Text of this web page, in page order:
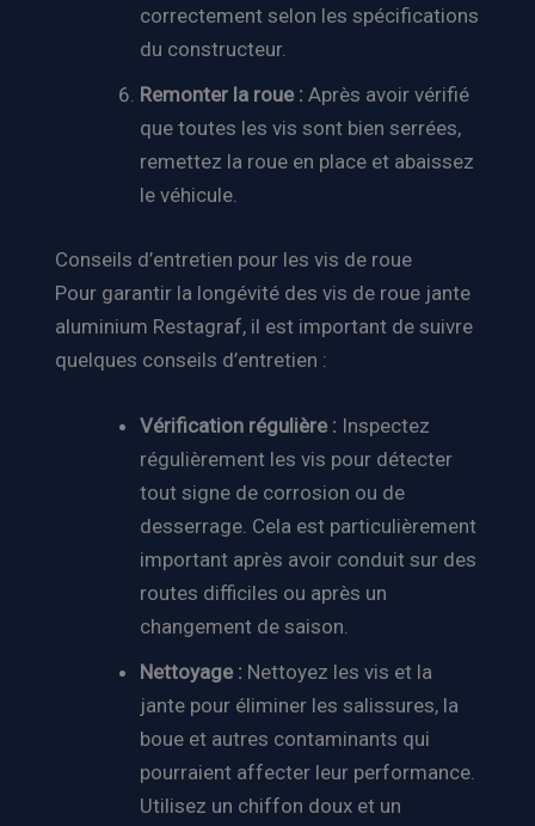
correctement selon les spécifications
du constructeur.
Remonter la roue : Après avoir vérifié
que toutes les vis sont bien serrées,
remettez la roue en place et abaissez
le véhicule.
Conseils d’entretien pour les vis de roue
Pour garantir la longévité des vis de roue jante
aluminium Restagraf, il est important de suivre
quelques conseils d’entretien :
Vérification régulière : Inspectez
régulièrement les vis pour détecter
tout signe de corrosion ou de
desserrage. Cela est particulièrement
important après avoir conduit sur des
routes difficiles ou après un
changement de saison.
Nettoyage : Nettoyez les vis et la
jante pour éliminer les salissures, la
boue et autres contaminants qui
pourraient affecter leur performance.
Utilisez un chiffon doux et un